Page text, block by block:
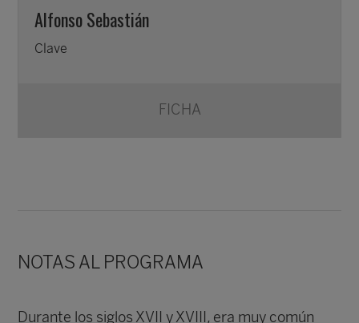
Alfonso Sebastián
Clave
FICHA
NOTAS AL PROGRAMA
Durante los siglos XVII y XVIII, era muy común